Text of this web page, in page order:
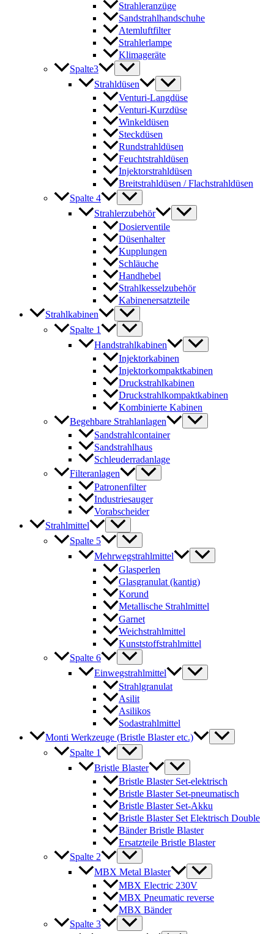
Strahleranzüge
Sandstrahlhandschuhe
Atemluftfilter
Strahlerlampe
Klimageräte
Spalte3
Strahldüsen
Venturi-Langdüse
Venturi-Kurzdüse
Winkeldüsen
Steckdüsen
Rundstrahldüsen
Feuchtstrahldüsen
Injektorstrahldüsen
Breitstrahldüsen / Flachstrahldüsen
Spalte 4
Strahlerzubehör
Dosierventile
Düsenhalter
Kupplungen
Schläuche
Handhebel
Strahlkesselzubehör
Kabinenersatzteile
Strahlkabinen
Spalte 1
Handstrahlkabinen
Injektorkabinen
Injektorkompaktkabinen
Druckstrahlkabinen
Druckstrahlkompaktkabinen
Kombinierte Kabinen
Begehbare Strahlanlagen
Sandstrahlcontainer
Sandstrahlhaus
Schleuderradanlage
Filteranlagen
Patronenfilter
Industriesauger
Vorabscheider
Strahlmittel
Spalte 5
Mehrwegstrahlmittel
Glasperlen
Glasgranulat (kantig)
Korund
Metallische Strahlmittel
Garnet
Weichstrahlmittel
Kunststoffstrahlmittel
Spalte 6
Einwegstrahlmittel
Strahlgranulat
Asilit
Asilikos
Sodastrahlmittel
Monti Werkzeuge (Bristle Blaster etc.)
Spalte 1
Bristle Blaster
Bristle Blaster Set-elektrisch
Bristle Blaster Set-pneumatisch
Bristle Blaster Set-Akku
Bristle Blaster Set Elektrisch Double
Bänder Bristle Blaster
Ersatzteile Bristle Blaster
Spalte 2
MBX Metal Blaster
MBX Electric 230V
MBX Pneumatic reverse
MBX Bänder
Spalte 3